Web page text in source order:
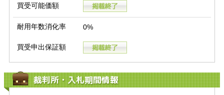
買受可能価額
耐用年数消化率 0%
買受申出保証額
裁判所・入札期間情報